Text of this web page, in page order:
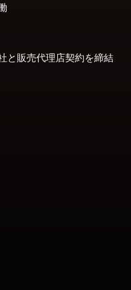
と販売代理店契約を締結